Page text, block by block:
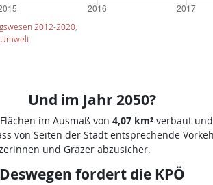
2012-2020,
Und im Jahr 2050?
im Ausmaß von 4,07 km²verbaut und
von Seiten der Stadt entsprechende
und Grazer abzusicher.
Deswegen fordert die KPÖ